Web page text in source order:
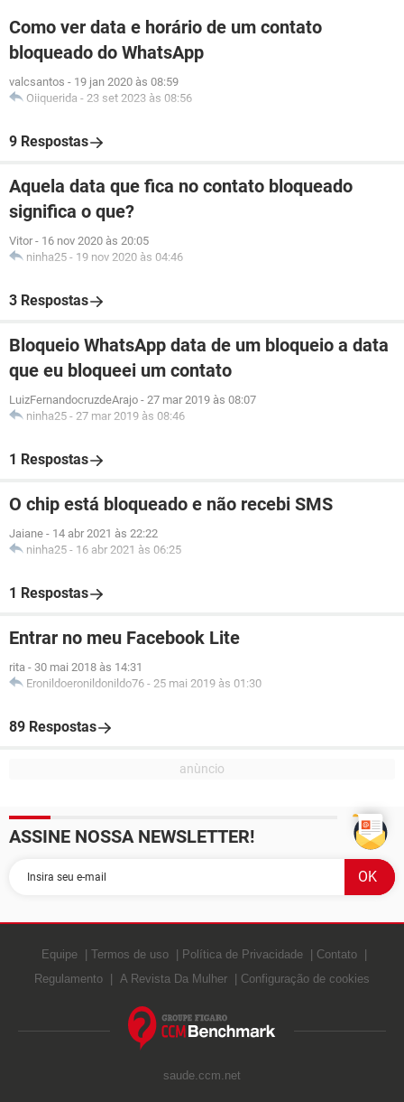
Como ver data e horário de um contato
bloqueado do WhatsApp
valcsantos - 19 jan 2020 às 08:59
Oiiquerida - 23 set 2023 às 08:56
9 Respostas
Aquela data que fica no contato bloqueado
significa o que?
Vitor - 16 nov 2020 às 20:05
ninha25 - 19 nov 2020 às 04:46
3 Respostas
Bloqueio WhatsApp data de um bloqueio a data
que eu bloqueei um contato
LuizFernandocruzdeArajo - 27 mar 2019 às 08:07
ninha25 - 27 mar 2019 às 08:46
1 Respostas
O chip está bloqueado e não recebi SMS
Jaiane - 14 abr 2021 às 22:22
ninha25 - 16 abr 2021 às 06:25
1 Respostas
Entrar no meu Facebook Lite
rita - 30 mai 2018 às 14:31
Eronildoeronildonildo76 - 25 mai 2019 às 01:30
89 Respostas
ASSINE NOSSA NEWSLETTER!
Equipe Termos de uso Política de Privacidade
Contato
Regulamento
A Revista Da Mulher Configuração de cookies
saude.ccm.net